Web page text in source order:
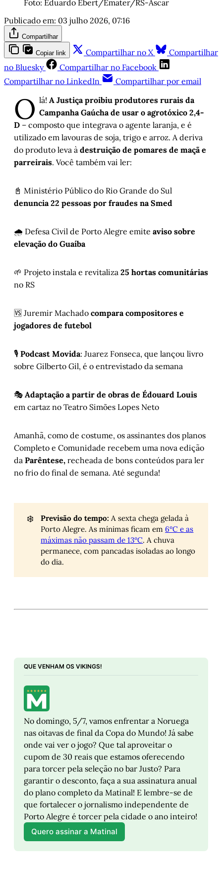
Foto: Eduardo Ebert/Emater/RS-Ascar
Publicado em: 03 julho 2026, 07:16
Compartilhar
Copiar link Compartilhar no X
Compartilhar
no Bluesky
Compartilhar no Facebook
Compartilhar no LinkedIn
Compartilhar por email
O lá! A Justiça proibiu produtores rurais da
Campanha Gaúcha de usar o agrotóxico 2,4-
D – composto que integrava o agente laranja, e é
utilizado em lavouras de soja, trigo e arroz. A deriva
do produto leva à destruição de pomares de maçã e
parreirais. Você também vai ler:
📓 Ministério Público do Rio Grande do Sul
denuncia 22 pessoas por fraudes na Smed
🌧️ Defesa Civil de Porto Alegre emite aviso sobre
elevação do Guaíba
🌱 Projeto instala e revitaliza 25 hortas comunitárias
no RS
🆚 Juremir Machado compara compositores e
jogadores de futebol
🎙️ Podcast Movida: Juarez Fonseca, que lançou livro
sobre Gilberto Gil, é o entrevistado da semana
🎭 Adaptação a partir de obras de Édouard Louis
em cartaz no Teatro Simões Lopes Neto
Amanhã, como de costume, os assinantes dos planos
Completo e Comunidade recebem uma nova edição
da Parêntese, recheada de bons conteúdos para ler
no frio do final de semana. Até segunda!
❄️ Previsão do tempo: A sexta chega gelada à
Porto Alegre. As mínimas ficam em6ºC e as
máximas não passam de 13ºC. A chuva
permanece, com pancadas isoladas ao longo
do dia.
QUE VENHAM OS VIKINGS!
No domingo, 5/7, vamos enfrentar a Noruega
nas oitavas de final da Copa do Mundo! Já sabe
onde vai ver o jogo? Que tal aproveitar o
cupom de 30 reais que estamos oferecendo
para torcer pela seleção no bar Justo? Para
garantir o desconto, faça a sua assinatura anual
do plano completo da Matinal! E lembre-se de
que fortalecer o jornalismo independente de
Porto Alegre é torcer pela cidade o ano inteiro!
Quero assinar a Matinal